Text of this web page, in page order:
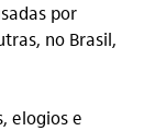
por
no Brasil,
elogios e